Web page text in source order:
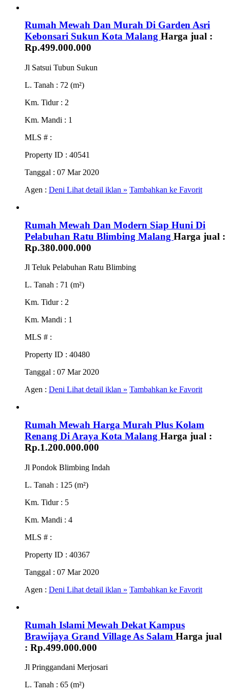
Rumah Mewah Dan Murah Di Garden Asri
Kebonsari Sukun Kota Malang Harga jual :
Rp.499.000.000
Jl Satsui Tubun Sukun
L. Tanah : 72 (m²)
Km. Tidur : 2
Km. Mandi : 1
MLS # :
Property ID : 40541
Tanggal : 07 Mar 2020
Agen : Deni Lihat detail iklan » Tambahkan ke Favorit
Rumah Mewah Dan Modern Siap Huni Di
Pelabuhan Ratu Blimbing Malang Harga jual :
Rp.380.000.000
Jl Teluk Pelabuhan Ratu Blimbing
L. Tanah : 71 (m²)
Km. Tidur : 2
Km. Mandi : 1
MLS # :
Property ID : 40480
Tanggal : 07 Mar 2020
Agen : Deni Lihat detail iklan » Tambahkan ke Favorit
Rumah Mewah Harga Murah Plus Kolam
Renang Di Araya Kota Malang Harga jual :
Rp.1.200.000.000
Jl Pondok Blimbing Indah
L. Tanah : 125 (m²)
Km. Tidur : 5
Km. Mandi : 4
MLS # :
Property ID : 40367
Tanggal : 07 Mar 2020
Agen : Deni Lihat detail iklan » Tambahkan ke Favorit
Rumah Islami Mewah Dekat Kampus
Brawijaya Grand Village As Salam Harga jual
: Rp.499.000.000
Jl Pringgandani Merjosari
L. Tanah : 65 (m²)